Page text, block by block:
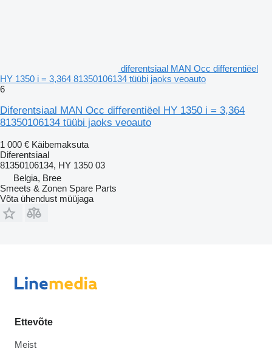
diferentsiaal MAN Occ differentiëel
HY 1350 i = 3,364 81350106134 tüübi jaoks veoauto
6
Diferentsiaal MAN Occ differentiëel HY 1350 i = 3,364
81350106134 tüübi jaoks veoauto
1 000 € Käibemaksuta
Diferentsiaal
81350106134, HY 1350 03
Belgia, Bree
Smeets & Zonen Spare Parts
Võta ühendust müüjaga
Ettevõte
Meist